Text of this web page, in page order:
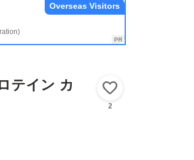
Overseas Visitors
テイン カ
2